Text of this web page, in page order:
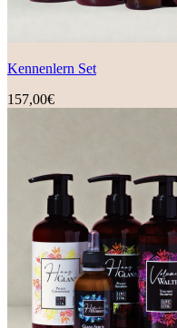
Kennenlern Set
157,00€